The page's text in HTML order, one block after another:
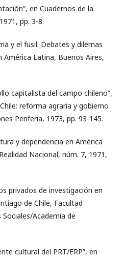
en Cuadernos de la
pp. 3-8.
y el fusil. Debates y dilemas
Latina, Buenos Aires,
capitalista del campo chileno”,
reforma agraria y gobierno
Periferia, 1973, pp. 93-145.
y dependencia en América
Nacional, núm. 7, 1971,
privados de investigación en
de Chile, Facultad
Academia de
cultural del PRT/ERP”, en